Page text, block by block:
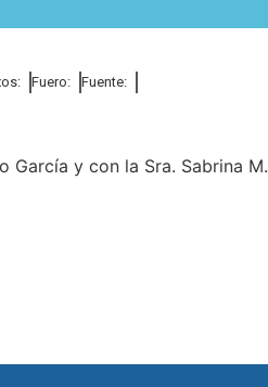
Fuero: Fuente:
García y con la Sra. Sabrina M.